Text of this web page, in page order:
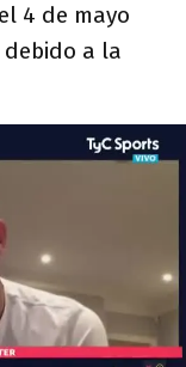
4 de mayo
a la